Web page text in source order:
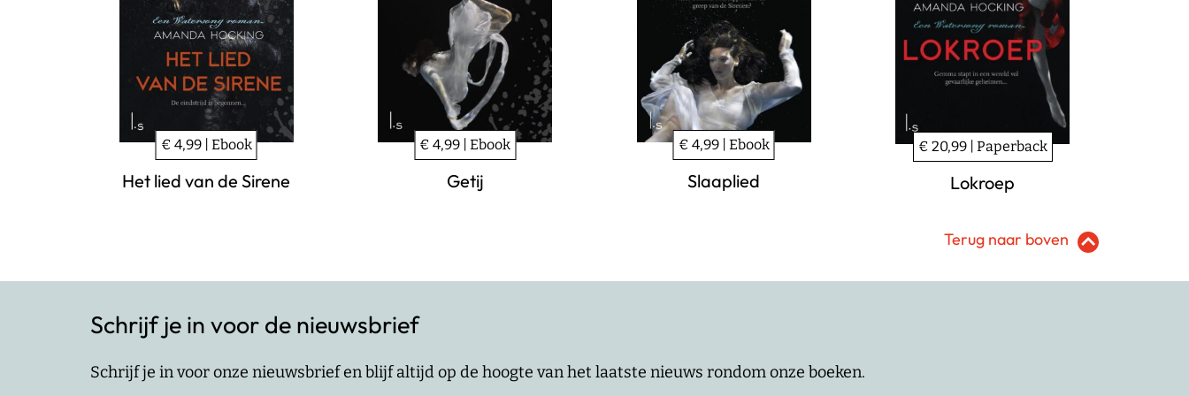
€ 4,99 | Ebook
Het lied van de Sirene
€ 4,99 | Ebook
Getij
€ 4,99 | Ebook
Slaaplied
€ 20,99 | Paperback
Lokroep
Terug naar boven
Schrijf je in voor de nieuwsbrief
Schrijf je in voor onze nieuwsbrief en blijf altijd op de hoogte van het laatste nieuws rondom onze boeken.